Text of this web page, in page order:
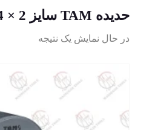
حدیده TAM سایز M14 × 2
در حال نمایش یک نتیجه